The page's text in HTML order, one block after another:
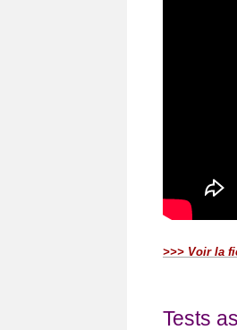
>>> Voir la
Tests